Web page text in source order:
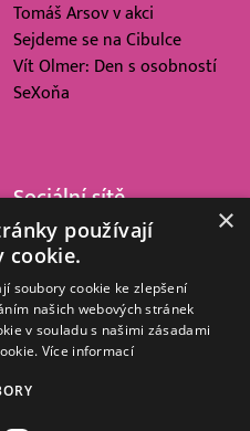
Tomáš Arsov v akci
Sejdeme se na Cibulce
Vít Olmer: Den s osobností
SeXoňa
Sociální sítě
×
používají
cookie.
soubory cookie ke zlepšení
našich webových stránek
v souladu s našimi zásadami
Více informací